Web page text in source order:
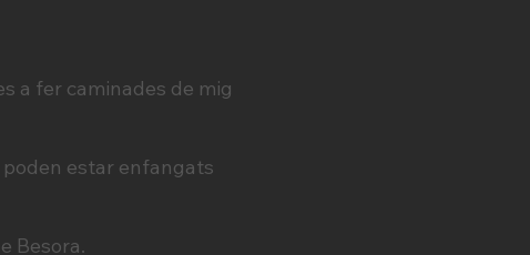
a fer caminades de mig
estar enfangats
Besora.